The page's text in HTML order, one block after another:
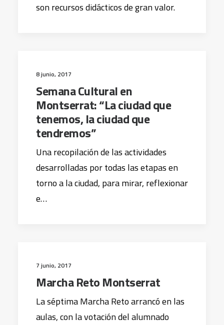
son recursos didácticos de gran valor.
8 junio, 2017
Semana Cultural en
Montserrat: “La ciudad que
tenemos, la ciudad que
tendremos”
Una recopilación de las actividades
desarrolladas por todas las etapas en
torno a la ciudad, para mirar, reflexionar
e…
7 junio, 2017
Marcha Reto Montserrat
La séptima Marcha Reto arrancó en las
aulas, con la votación del alumnado